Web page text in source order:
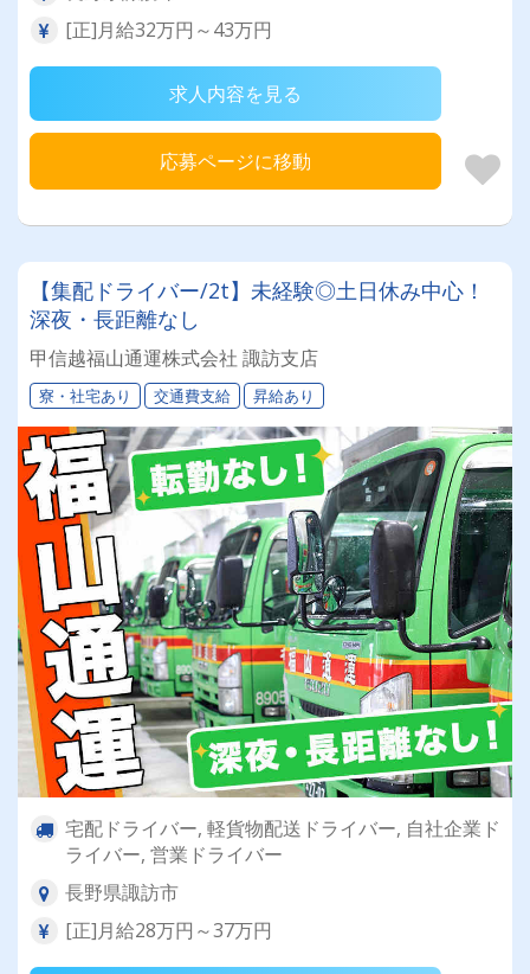
[正]月給32万円～43万円
求人内容を見る
応募ページに移動
【集配ドライバー/2t】未経験◎土日休み中心！
深夜・長距離なし
甲信越福山通運株式会社 諏訪支店
寮・社宅あり 交通費支給 昇給あり
宅配ドライバー, 軽貨物配送ドライバー, 自社企業ド
ライバー, 営業ドライバー
長野県諏訪市
[正]月給28万円～37万円